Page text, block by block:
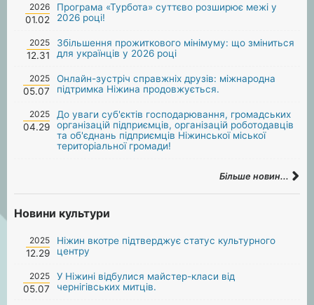
2026
01.02
Програма «Турбота» суттєво розширює межі у
2026 році!
2025
12.31
Збільшення прожиткового мінімуму: що зміниться
для українців у 2026 році
2025
05.07
Онлайн-зустріч справжніх друзів: міжнародна
підтримка Ніжина продовжується.
2025
04.29
До уваги суб'єктів господарювання, громадських
організацій підприємців, організацій роботодавців
та об'єднань підприємців Ніжинської міської
територіальної громади!
Більше новин...
Новини культури
2025
12.29
Ніжин вкотре підтверджує статус культурного
центру
2025
05.07
У Ніжині відбулися майстер-класи від
чернігівських митців.